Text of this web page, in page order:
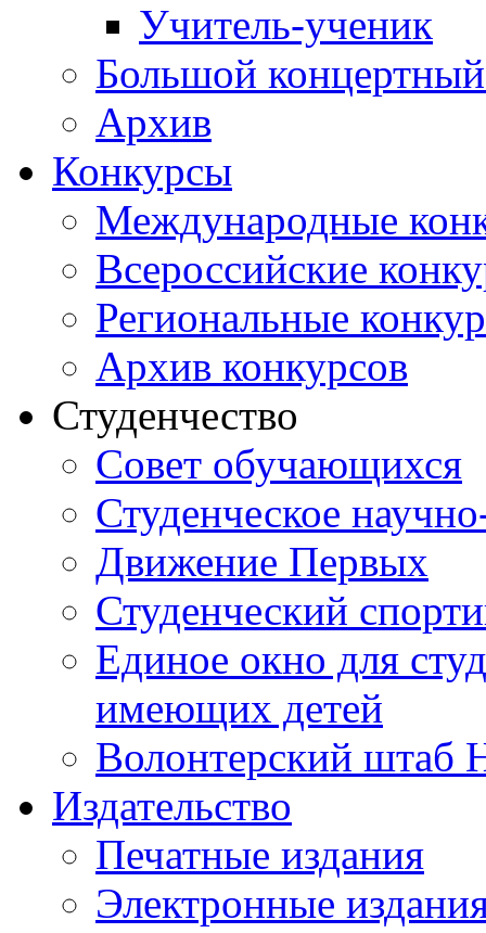
Учитель-ученик
Большой концертный
Архив
Конкурсы
Международные
Всероссийские
Региональные
Архив конкурсов
Студенчество
Совет обучающихся
Студенческое
Движение Первых
Студенческий
Единое окно для
имеющих детей
Волонтерский штаб
Издательство
Печатные издания
Электронные